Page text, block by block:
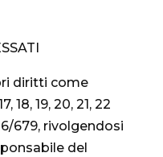
diritti come
18, 19, 20, 21, 22
679, rivolgendosi
del